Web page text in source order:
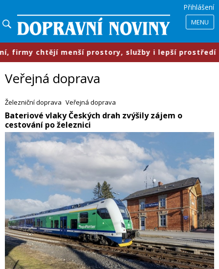
Přihlášení
MENU
služby i lepší prostředí pro zaměstnance
Veřejná doprava
Železniční doprava Veřejná doprava
​Bateriové vlaky Českých drah zvýšily zájem o
cestování po železnici